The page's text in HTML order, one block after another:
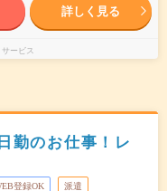
詳しく見る
ービス
勤のお仕事！レ
登録OK 派遣